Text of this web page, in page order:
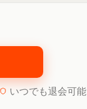
いつでも退会可能